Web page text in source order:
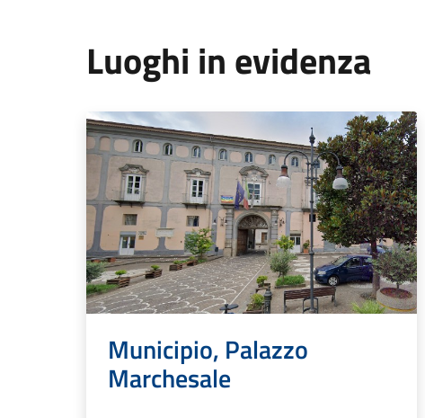
Luoghi in evidenza
Municipio, Palazzo
Marchesale